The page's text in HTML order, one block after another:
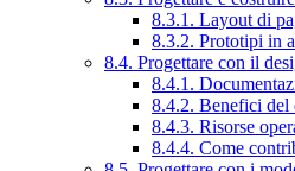
8.3.1. Layout di
8.3.2. Prototipi in
8.4. Progettare con il
8.4.1.
8.4.2. Benefici del
8.4.3. Risorse
8.4.4. Come